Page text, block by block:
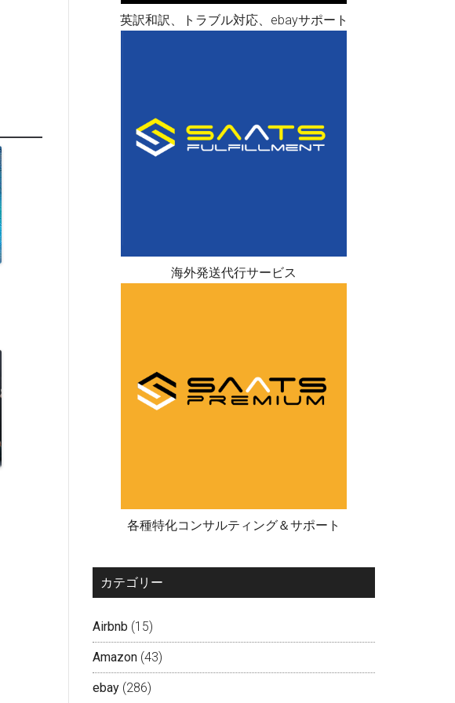
英訳和訳、トラブル対応、ebayサポート
海外発送代行サービス
各種特化コンサルティング＆サポート
カテゴリー
Airbnb (15)
Amazon (43)
ebay (286)